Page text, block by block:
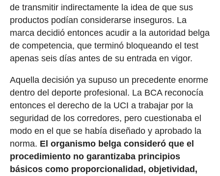
de transmitir indirectamente la idea de que sus
productos podían considerarse inseguros. La
marca decidió entonces acudir a la autoridad belga
de competencia, que terminó bloqueando el test
apenas seis días antes de su entrada en vigor.
Aquella decisión ya supuso un precedente enorme
dentro del deporte profesional. La BCA reconocía
entonces el derecho de la UCI a trabajar por la
seguridad de los corredores, pero cuestionaba el
modo en el que se había diseñado y aprobado la
norma. El organismo belga consideró que el
procedimiento no garantizaba principios
básicos como proporcionalidad, objetividad,